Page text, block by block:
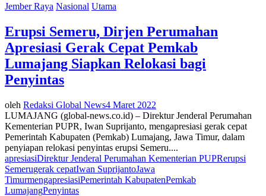
Jember Raya Nasional Utama
Erupsi Semeru, Dirjen Perumahan
Apresiasi Gerak Cepat Pemkab
Lumajang Siapkan Relokasi bagi
Penyintas
oleh Redaksi Global News4 Maret 2022
LUMAJANG (global-news.co.id) – Direktur Jenderal Perumahan
Kementerian PUPR, Iwan Suprijanto, mengapresiasi gerak cepat
Pemerintah Kabupaten (Pemkab) Lumajang, Jawa Timur, dalam
penyiapan relokasi penyintas erupsi Semeru....
apresiasiDirektur Jenderal Perumahan Kementerian PUPRerupsi
Semerugerak cepatIwan SuprijantoJawa
TimurmengapresiasiPemerintah KabupatenPemkab
LumajangPenyintas